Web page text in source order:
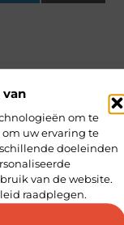
van
om te
uw ervaring te
doeleinden
van de website.
raadplegen.
van Tiel
en
Recente